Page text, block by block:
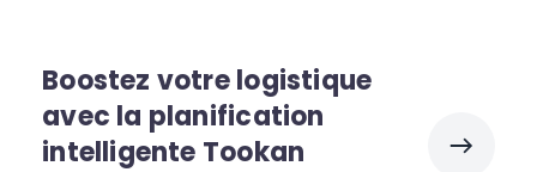
Boostez votre logistique
avec la planification
intelligente Tookan